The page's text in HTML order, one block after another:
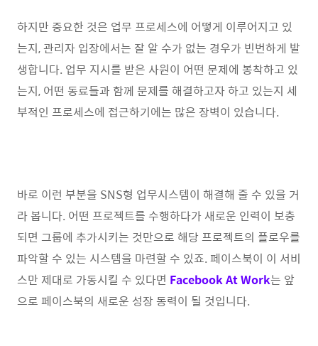
하지만 중요한 것은 업무 프로세스에 어떻게 이루어지고 있
는지, 관리자 입장에서는 잘 알 수가 없는 경우가 빈번하게 발
생합니다. 업무 지시를 받은 사원이 어떤 문제에 봉착하고 있
는지, 어떤 동료들과 함께 문제를 해결하고자 하고 있는지 세
부적인 프로세스에 접근하기에는 많은 장벽이 있습니다.
바로 이런 부분을 SNS형 업무시스템이 해결해 줄 수 있을 거
라 봅니다. 어떤 프로젝트를 수행하다가 새로운 인력이 보충
되면 그룹에 추가시키는 것만으로 해당 프로젝트의 플로우를
파악할 수 있는 시스템을 마련할 수 있죠. 페이스북이 이 서비
스만 제대로 가동시킬 수 있다면 Facebook At Work는 앞
으로 페이스북의 새로운 성장 동력이 될 것입니다.